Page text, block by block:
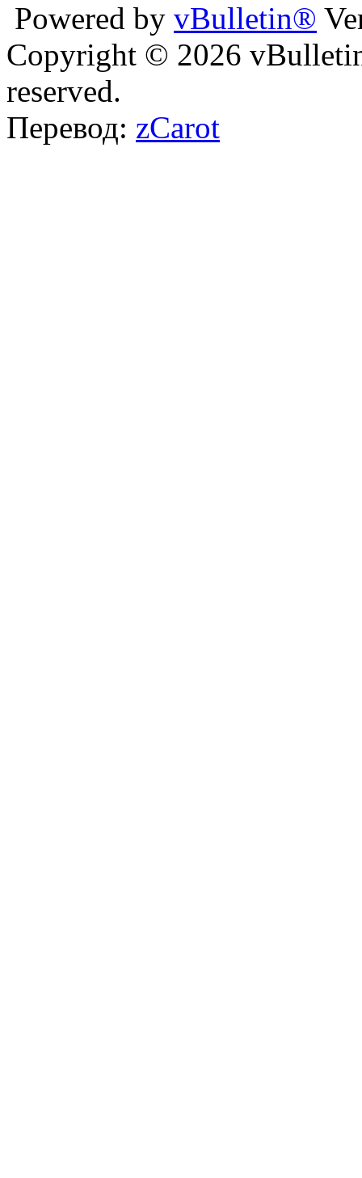
Powered by vBulletin®
Copyright © 2026
reserved.
Перевод: zCarot